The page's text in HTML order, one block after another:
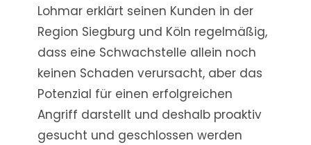
Lohmar erklärt seinen Kunden in der
Region Siegburg und Köln regelmäßig,
dass eine Schwachstelle allein noch
keinen Schaden verursacht, aber das
Potenzial für einen erfolgreichen
Angriff darstellt und deshalb proaktiv
gesucht und geschlossen werden